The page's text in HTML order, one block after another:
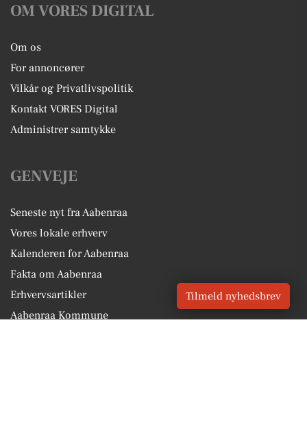
OM VORES DIGITAL
Om os
For annoncører
Vilkår og Privatlivspolitik
Kontakt VORES Digital
Administrer samtykke
GENVEJE
Seneste nyt fra Aabenraa
Vores lokale erhverv
Kalenderen for Aabenraa
Fakta om Aabenraa
Erhvervsartikler
Aabenraa Kommune
Tilmeld nyhedsbrev